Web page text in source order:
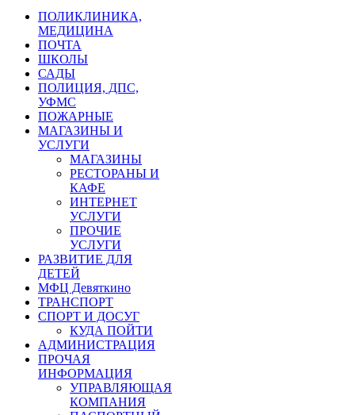
ПОЛИКЛИНИКА,
МЕДИЦИНА
ПОЧТА
ШКОЛЫ
САДЫ
ПОЛИЦИЯ, ДПС,
УФМС
ПОЖАРНЫЕ
МАГАЗИНЫ И
УСЛУГИ
МАГАЗИНЫ
РЕСТОРАНЫ И
КАФЕ
ИНТЕРНЕТ
УСЛУГИ
ПРОЧИЕ
УСЛУГИ
РАЗВИТИЕ ДЛЯ
ДЕТЕЙ
МФЦ Девяткино
ТРАНСПОРТ
СПОРТ И ДОСУГ
КУДА ПОЙТИ
АДМИНИСТРАЦИЯ
ПРОЧАЯ
ИНФОРМАЦИЯ
УПРАВЛЯЮЩАЯ
КОМПАНИЯ